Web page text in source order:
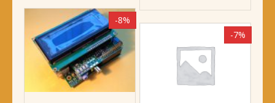
-8%
-7%